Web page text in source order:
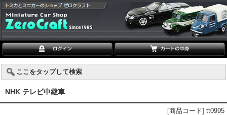
ここをタップして検索
NHK テレビ中継車
[商品コード] tt0995